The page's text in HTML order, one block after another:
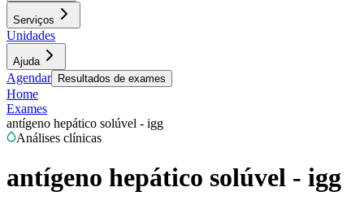
Serviços
Unidades
Ajuda
Agendar Resultados de exames
Home
Exames
antígeno hepático solúvel - igg
Análises clínicas
antígeno hepático solúvel - igg